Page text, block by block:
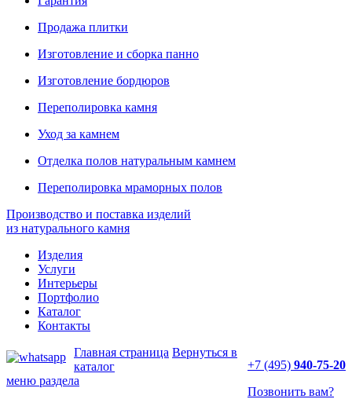
Продажа плитки
Изготовление и сборка панно
Изготовление бордюров
Переполировка камня
Уход за камнем
Отделка полов натуральным камнем
Переполировка мраморных полов
Производство и поставка изделий
из натурального камня
Изделия
Услуги
Интерьеры
Портфолио
Каталог
Контакты
+7 (495) 940-75-20
Позвонить вам?
Главная страница Вернуться в
каталог
меню раздела